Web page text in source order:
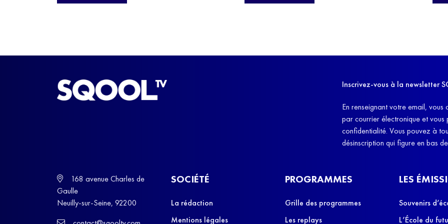
Inscrivez-vous à la newsletter
En renseignant votre email,
par courrier électronique et
confidentialité. Vous pouvez à
désinscription qui figure en bas
168 avenue Charles de
Gaulle
Neuilly-sur-Seine, 92200
SOCIÉTÉ
La rédaction
Mentions légales
PROGRAMMES
Grille des programmes
Les replays
LES
Souvenirs
L’École du